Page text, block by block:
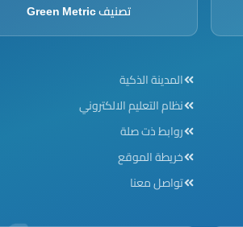
تصنيف Green Metric
Footer menu
المدينة الذكية
نظام التعليم الالكتروني
روابط ذت صلة
خريطة الموقع
تواصل معنا